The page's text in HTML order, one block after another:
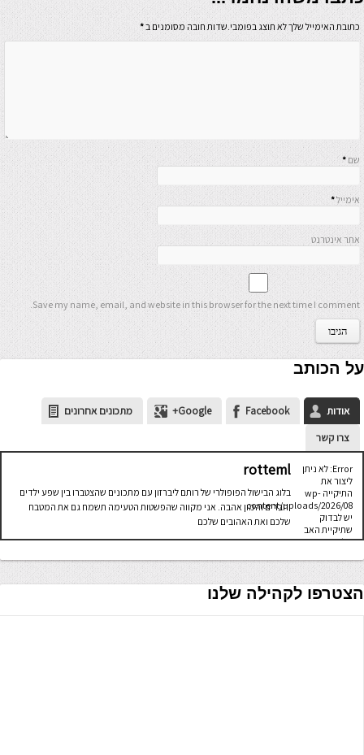
כתובת האימייל שלך לא תוצג בפומבי.שדות חובה מסומנים ב*
שם *
אימייל*
אתר אינטרנט
Save my name, email, and website in this browser for the next time I comment.
על הכותב
אודות Facebook
Google+
מתכונים אחרונים
צרו קשר
Error: לא ניתן
ליצור את
התיקייה wp-
content/uploads/2026/08.
יש לבדוק
שתיקיית האב
שלה ניתנת
rotteml
בלוג הבישול הפופולרי של רותם ליברזון עם מתכונים שהצטברו בין שפע ילדים
וחברים והמון אהבה. אני מקווה שהפשטות הטעימה תשמח גם את המטבח
שלכם ואת האהובים שלכם
הצטרפו לקהילה שלנו